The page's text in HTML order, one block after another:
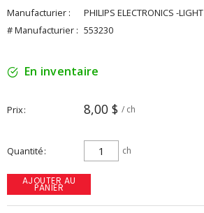
Manufacturier :
PHILIPS ELECTRONICS -LIGHT
# Manufacturier : 553230
En inventaire
Prix 8,00 $ / ch
Quantité ch
AJOUTER AU
PANIER